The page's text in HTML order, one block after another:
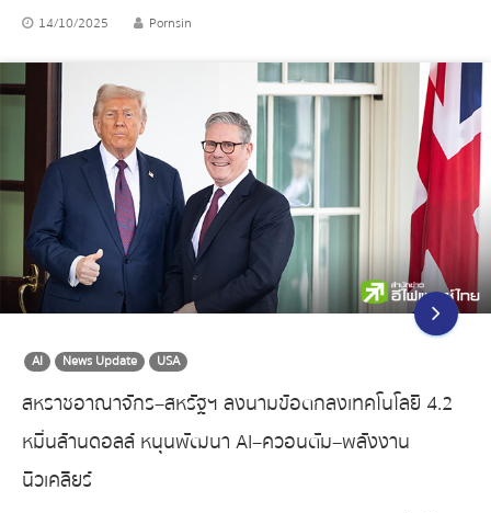
14/10/2025 Pornsin
AI News Update USA
สหราชอาณาจักร–สหรัฐฯ ลงนามข้อตกลงเทคโนโลยี 4.2
หมื่นล้านดอลล์ หนุนพัฒนา AI–ควอนตัม–พลังงาน
นิวเคลียร์